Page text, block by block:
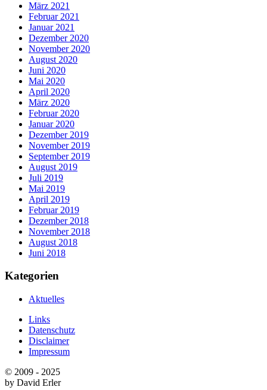
März 2021
Februar 2021
Januar 2021
Dezember 2020
November 2020
August 2020
Juni 2020
Mai 2020
April 2020
März 2020
Februar 2020
Januar 2020
Dezember 2019
November 2019
September 2019
August 2019
Juli 2019
Mai 2019
April 2019
Februar 2019
Dezember 2018
November 2018
August 2018
Juni 2018
Kategorien
Aktuelles
Links
Datenschutz
Disclaimer
Impressum
© 2009 - 2025
by David Erler